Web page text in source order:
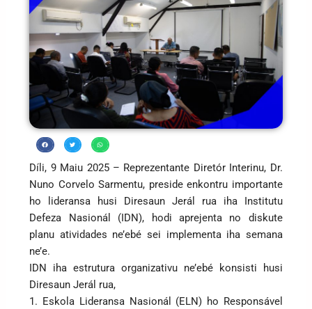
Díli, 9 Maiu 2025 – Reprezentante Diretór Interinu, Dr.
Nuno Corvelo Sarmentu, preside enkontru importante
ho lideransa husi Diresaun Jerál rua iha Institutu
Defeza Nasionál (IDN), hodi aprejenta no diskute
planu atividades ne’ebé sei implementa iha semana
ne’e.
IDN iha estrutura organizativu ne’ebé konsisti husi
Diresaun Jerál rua,
1. Eskola Lideransa Nasionál (ELN) ho Responsável